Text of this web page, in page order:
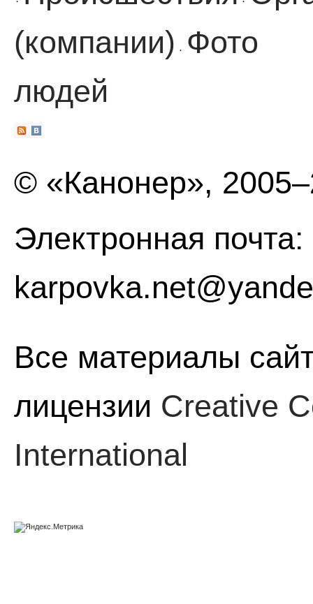
(компании)
·
Фото
людей
© «Канонер»,
Электронная почта:
Все материалы
лицензии Creative
International